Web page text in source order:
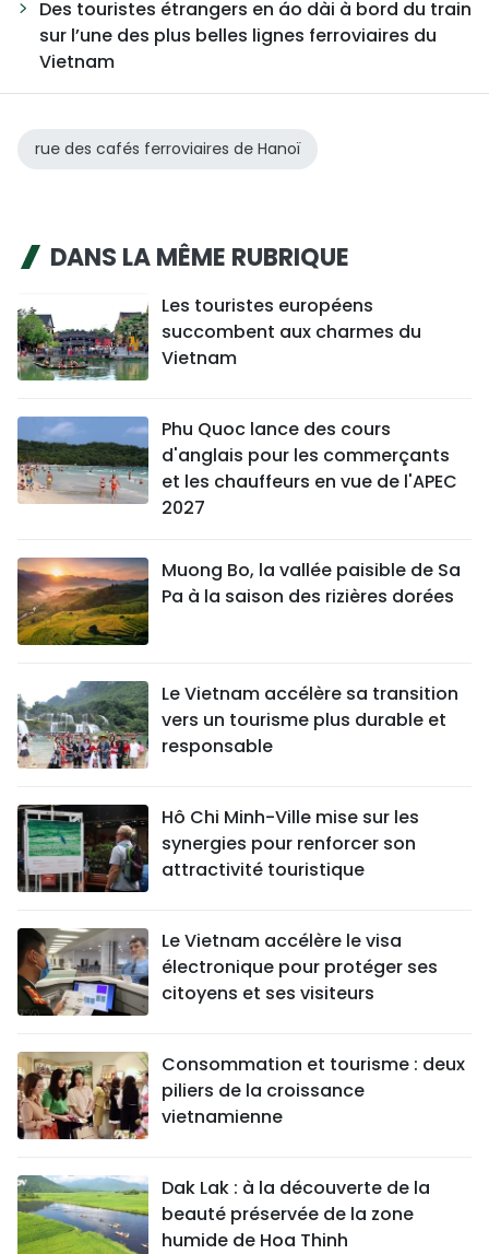
Des touristes étrangers en áo dài à bord du train
sur l’une des plus belles lignes ferroviaires du
Vietnam
rue des cafés ferroviaires de Hanoï
DANS LA MÊME RUBRIQUE
Les touristes européens
succombent aux charmes du
Vietnam
Phu Quoc lance des cours
d'anglais pour les commerçants
et les chauffeurs en vue de l'APEC
2027
Muong Bo, la vallée paisible de Sa
Pa à la saison des rizières dorées
Le Vietnam accélère sa transition
vers un tourisme plus durable et
responsable
Hô Chi Minh-Ville mise sur les
synergies pour renforcer son
attractivité touristique
Le Vietnam accélère le visa
électronique pour protéger ses
citoyens et ses visiteurs
Consommation et tourisme : deux
piliers de la croissance
vietnamienne
Dak Lak : à la découverte de la
beauté préservée de la zone
humide de Hoa Thinh